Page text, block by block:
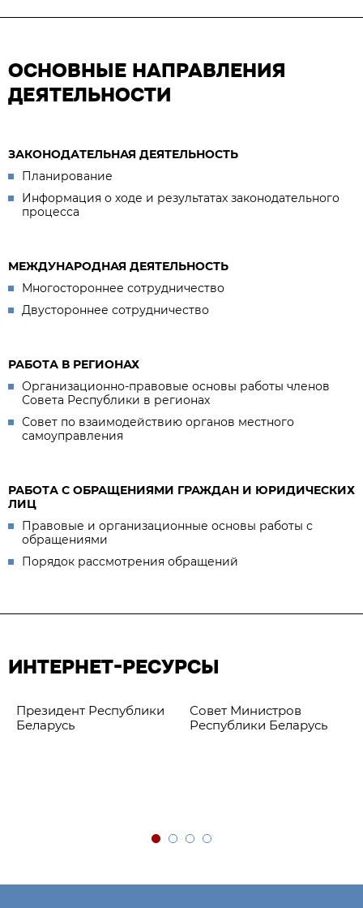
ОСНОВНЫЕ НАПРАВЛЕНИЯ
ДЕЯТЕЛЬНОСТИ
ЗАКОНОДАТЕЛЬНАЯ ДЕЯТЕЛЬНОСТЬ
Планирование
Информация о ходе и результатах законодательного
процесса
МЕЖДУНАРОДНАЯ ДЕЯТЕЛЬНОСТЬ
Многостороннее сотрудничество
Двустороннее сотрудничество
РАБОТА В РЕГИОНАХ
Организационно-правовые основы работы членов
Совета Республики в регионах
Совет по взаимодействию органов местного
самоуправления
РАБОТА С ОБРАЩЕНИЯМИ ГРАЖДАН И ЮРИДИЧЕСКИХ
ЛИЦ
Правовые и организационные основы работы с
обращениями
Порядок рассмотрения обращений
ИНТЕРНЕТ-РЕСУРСЫ
Президент Республики
Беларусь
Совет Министров
Республики Беларусь